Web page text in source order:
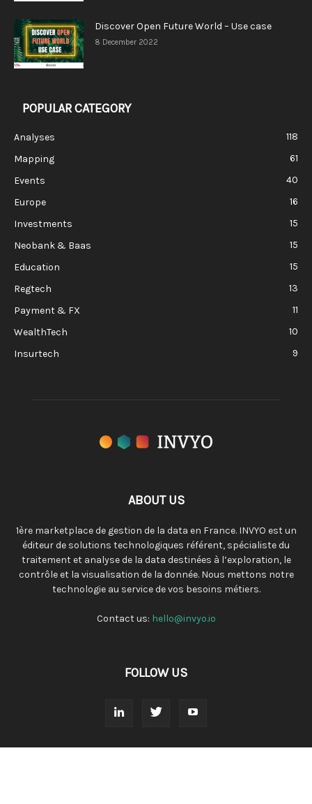
Discover Open Future World – Use case
8 December 2022
POPULAR CATEGORY
Analyses
118
Mapping
61
Events
40
Europe
16
Investments
15
Neobank & Baas
15
Education
15
Regtech
13
Payment & FX
11
WealthTech
10
Insurtech
9
ABOUT US
1ère marketplace de gestion de la data en France. INVYO est un
éditeur de solutions technologiques référent, spécialiste du
traitement et analyse de la data destinées à l’exploration, le
contrôle et la visualisation de la donnée. Nous mettons notre
technologie au service de vos besoins métiers.
Contact us: hello@invyo.io
FOLLOW US